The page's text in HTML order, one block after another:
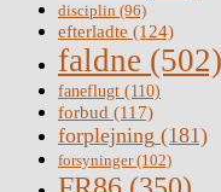
disciplin (96)
efterladte (124)
faldne (502)
faneflugt (110)
forbud (117)
forplejning (181)
forsyninger(102)